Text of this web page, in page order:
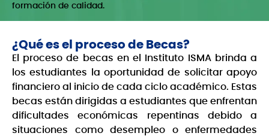
formación de calidad.
¿Qué es el proceso de Becas?
El proceso de becas en el Instituto ISMA brinda a
los estudiantes la oportunidad de solicitar apoyo
financiero al inicio de cada ciclo académico. Estas
becas están dirigidas a estudiantes que enfrentan
dificultades económicas repentinas debido a
situaciones como desempleo o enfermedades